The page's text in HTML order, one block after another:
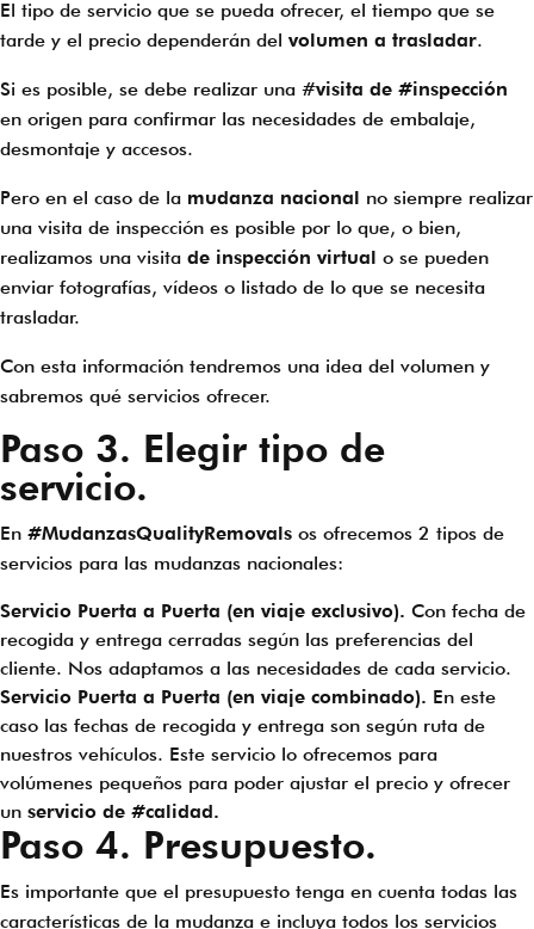
El tipo de servicio que se pueda ofrecer, el tiempo que se
tarde y el precio dependerán del volumen a trasladar.
Si es posible, se debe realizar una #visita de #inspección
en origen para confirmar las necesidades de embalaje,
desmontaje y accesos.
Pero en el caso de la mudanza nacional no siempre realizar
una visita de inspección es posible por lo que, o bien,
realizamos una visita de inspección virtual o se pueden
enviar fotografías, vídeos o listado de lo que se necesita
trasladar.
Con esta información tendremos una idea del volumen y
sabremos qué servicios ofrecer.
Paso 3. Elegir tipo de
servicio.
En #MudanzasQualityRemovals os ofrecemos 2 tipos de
servicios para las mudanzas nacionales:
Servicio Puerta a Puerta (en viaje exclusivo). Con fecha de
recogida y entrega cerradas según las preferencias del
cliente. Nos adaptamos a las necesidades de cada servicio.
Servicio Puerta a Puerta (en viaje combinado). En este
caso las fechas de recogida y entrega son según ruta de
nuestros vehículos. Este servicio lo ofrecemos para
volúmenes pequeños para poder ajustar el precio y ofrecer
un servicio de #calidad.
Paso 4. Presupuesto.
Es importante que el presupuesto tenga en cuenta todas las
características de la mudanza e incluya todos los servicios